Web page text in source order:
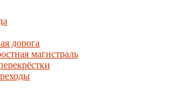
дорога
магистраль